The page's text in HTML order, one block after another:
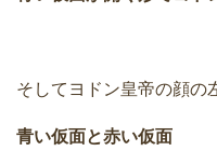
そしてヨドン皇帝の顔の
青い仮面と赤い仮面